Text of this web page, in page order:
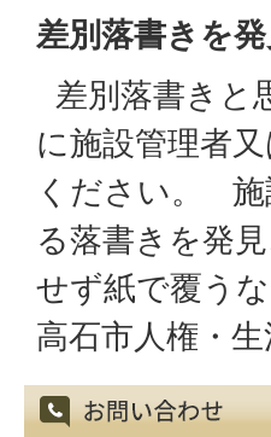
差別落書きを
差別落書きと
に施設管理者
ください。 施
る落書きを発
せず紙で覆う
高石市人権・